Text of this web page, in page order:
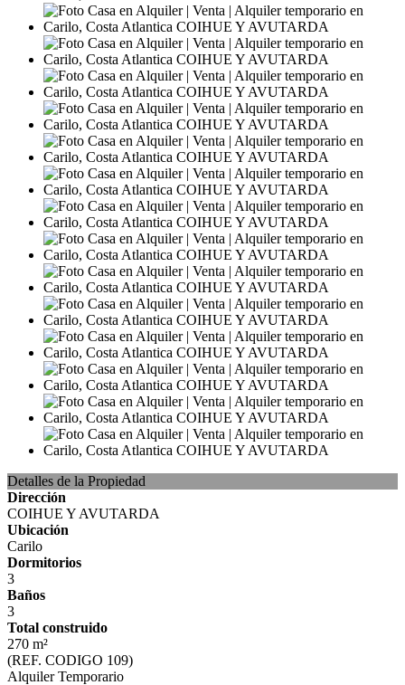
Detalles de la Propiedad
Dirección
COIHUE Y AVUTARDA
Ubicación
Carilo
Dormitorios
3
Baños
3
Total construido
270 m²
(REF. CODIGO 109)
Alquiler Temporario